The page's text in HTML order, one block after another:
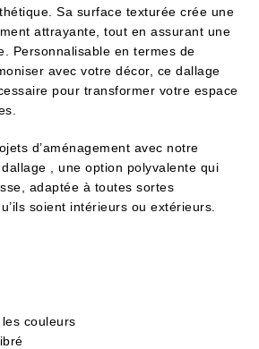
Sa surface texturée crée une
attrayante, tout en assurant une
Personnalisable en termes de
avec votre décor, ce dallage
pour transformer votre espace
d’aménagement avec notre
, une option polyvalente qui
adaptée à toutes sortes
soient intérieurs ou extérieurs.
couleurs